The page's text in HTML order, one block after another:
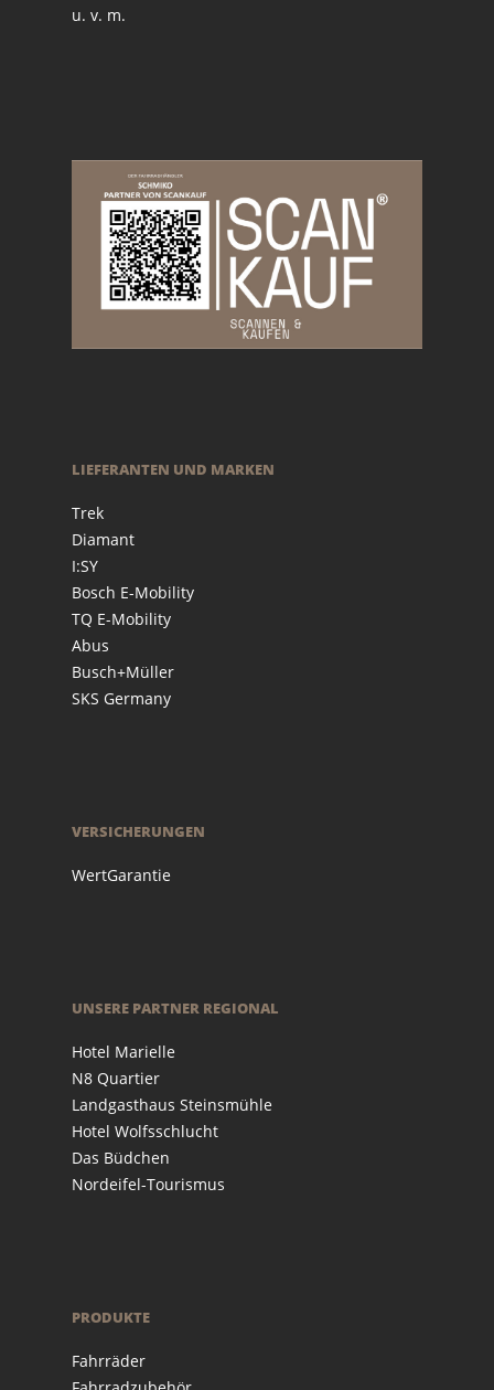
u. v. m.
LIEFERANTEN UND MARKEN
Trek
Diamant
I:SY
Bosch E-Mobility
TQ E-Mobility
Abus
Busch+Müller
SKS Germany
VERSICHERUNGEN
WertGarantie
UNSERE PARTNER REGIONAL
Hotel Marielle
N8 Quartier
Landgasthaus Steinsmühle
Hotel Wolfsschlucht
Das Büdchen
Nordeifel-Tourismus
PRODUKTE
Fahrräder